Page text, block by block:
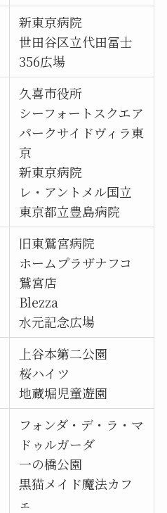
新東京病院
世田谷区立代田冨士
356広場
久喜市役所
シーフォートスクエア
パークサイドヴィラ東
京
新東京病院
レ・アントメル国立
東京都立豊島病院
旧東鷲宮病院
ホームプラザナフコ
鷲宮店
Blezza
水元記念広場
上谷本第二公園
桜ハイツ
地蔵堀児童遊園
フォンダ・デ・ラ・マ
ドゥルガーダ
一の橋公園
黒猫メイド魔法カフ
ェ